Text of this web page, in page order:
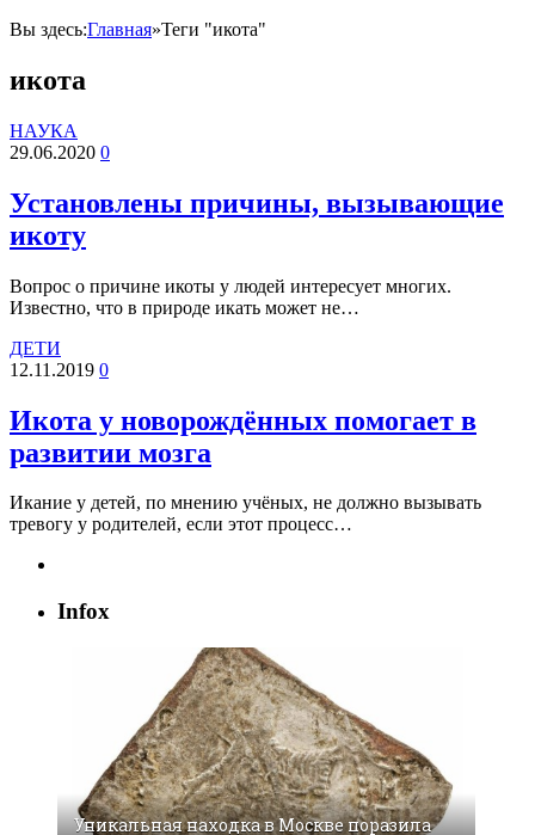
Вы здесь:Главная»Теги "икота"
икота
НАУКА
29.06.2020 0
Установлены причины, вызывающие
икоту
Вопрос о причине икоты у людей интересует многих.
Известно, что в природе икать может не…
ДЕТИ
12.11.2019 0
Икота у новорождённых помогает в
развитии мозга
Икание у детей, по мнению учёных, не должно вызывать
тревогу у родителей, если этот процесс…
Infox
Уникальная находка в Москве поразила